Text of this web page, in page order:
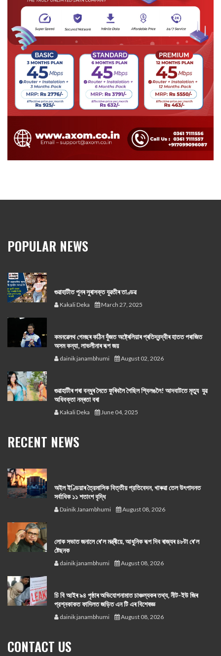
POPULAR NEWS
গুৱাহাটীত পুনৰ সুৰাসক্ত যুৱতীৰ তাণ্ডৱ
Kakali Deka March 27, 2025
কমনৱেলথ গেমছৰ কঠিন যুঁজত অষ্ট্ৰেলিয়াৰ প্ৰতিদ্বন্দ্বীৰ হাতত পৰাজিত
অসম কন্যা, লাভলীনাৰ ৰূপ জয়
dainik janambhumi August 02, 2026
গুৱাহাটীৰ পৰা বন্ধুৰ সৈতে ফুৰিবলৈ গৈছিল শ্বিলঙলৈ! আদবাটতে মৃত্যু যুৱ
অধিবক্তা নম্ৰতা বৰা
Kakali Deka June 04, 2025
RECENT NEWS
অইল ইণ্ডিয়াৰ ত্রৈমাসিক বিত্তীয় প্রতিবেদন, খাৰুৱা তেল উৎপাদনত
সর্বাধিক ১১ শতাংশ বৃদ্ধি
Dainik Janambhumi August 08, 2026
লোক সভাত জনালে ৰে'ল মন্ত্ৰীয়ে, আধুনিক ৰূপ দিব ৰাজ্যৰ ৪৮টা ৰে'ল
ষ্টেছনক
dainik janambhumi August 08, 2026
চি বি আইৰ ৯৪ পৃষ্ঠাৰ অভিযোগনামাত চাঞ্চল্যকৰ তথ্য, নীট-ইউ জিৰ
প্রশ্নকাকত ফাদিলত জড়িত এন টি এৰ বিশেষজ্ঞ
dainik janambhumi August 08, 2026
CONTACT US